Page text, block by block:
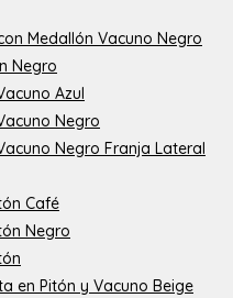
Medallón Vacuno Negro
Negro
Azul
Negro
Negro Franja Lateral
Café
Negro
en Pitón y Vacuno Beige